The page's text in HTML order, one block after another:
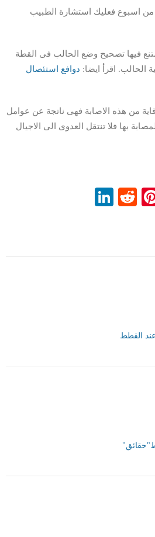
من اسبوع فعليك استشارة الطبيب
فيها تصحيح وضع الحالب فى القطة
الحالب. اقرأ ايضا: دوافع استئصال
من هذه الاصابة فهى ناتجة عن عوامل
بها فلا تنتقل العدوى الى الاجيال
Pinterest
Reddit
القطط